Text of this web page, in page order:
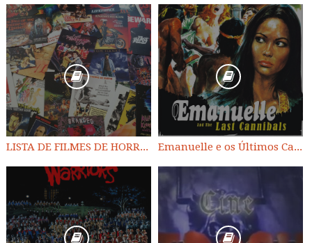
LISTA DE FILMES DE HORROR/ TRASH/ SUSPENSE/ SCI-FI/ EXPLOITATION E OUTROS Emanuelle e os Últimos Canibais